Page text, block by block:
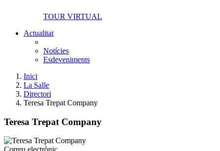
TOUR VIRTUAL
Actualitat
Notícies
Esdeveniments
Inici
La Salle
Directori
Teresa Trepat Company
Teresa Trepat Company